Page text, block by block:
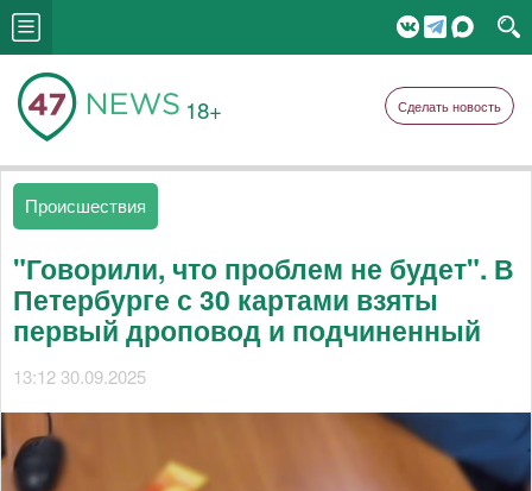
18+ Сделать новость
Происшествия
"Говорили, что проблем не будет". В
Петербурге с 30 картами взяты
первый дроповод и подчиненный
13:12 30.09.2025